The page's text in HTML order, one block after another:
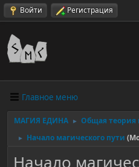
Войти Регистрация
Главное меню
МАГИЯ ЕДИНА ► Общая теория
► Начало магического пути
Начало